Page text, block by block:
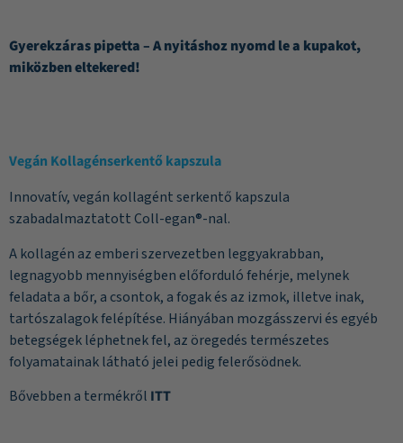
Gyerekzáras pipetta – A nyitáshoz nyomd le a kupakot,
miközben eltekered!
Vegán Kollagénserkentő kapszula
Innovatív, vegán kollagént serkentő kapszula
szabadalmaztatott Coll-egan®-nal.
A kollagén az emberi szervezetben leggyakrabban,
legnagyobb mennyiségben előforduló fehérje, melynek
feladata a bőr, a csontok, a fogak és az izmok, illetve inak,
tartószalagok felépítése. Hiányában mozgásszervi és egyéb
betegségek léphetnek fel, az öregedés természetes
folyamatainak látható jelei pedig felerősödnek.
Bővebben a termékről ITT